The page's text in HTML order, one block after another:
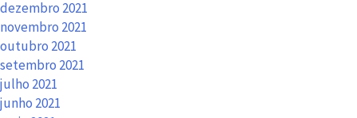
dezembro 2021
novembro 2021
outubro 2021
setembro 2021
julho 2021
junho 2021